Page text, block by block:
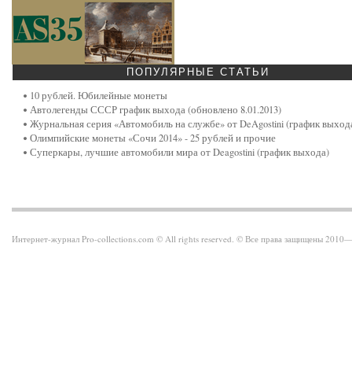
ПОПУЛЯРНЫЕ СТАТЬИ
10 рублей. Юбилейные монеты
Автолегенды СССР график выхода (обновлено 8.01.2013)
Журнальная серия «Автомобиль на службе» от DeAgostini (график
Олимпийские монеты «Сочи 2014» - 25 рублей и прочие
Суперкары, лучшие автомобили мира от Deagostini (график выхода)
Интернет-журнал Pro-collections.com © All rights reserved. © Все права защищены